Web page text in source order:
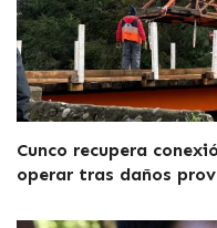
Cunco recupera
operar tras daños